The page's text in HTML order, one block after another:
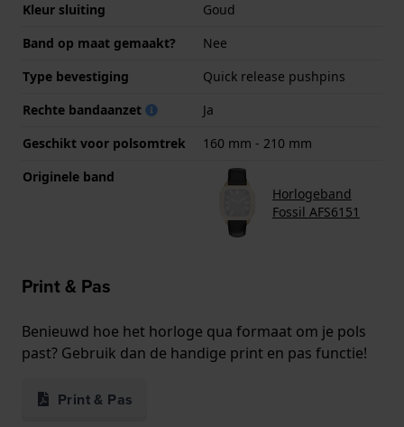
Kleur sluiting
Goud
Band op maat gemaakt?
Nee
Type bevestiging
Quick release pushpins
Rechte bandaanzet
Ja
Geschikt voor polsomtrek
160 mm - 210 mm
Originele band
Horlogeband
Fossil AFS6151
Print & Pas
Benieuwd hoe het horloge qua formaat om je pols
past? Gebruik dan de handige print en pas functie!
Print & Pas